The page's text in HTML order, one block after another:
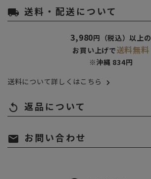
local_shipping 送料・配送について
3,980円（税込）以上の
お買い上げで送料無料
※沖縄 834円
送料について詳しくはこちら
replay 返品について
mail お問い合わせ